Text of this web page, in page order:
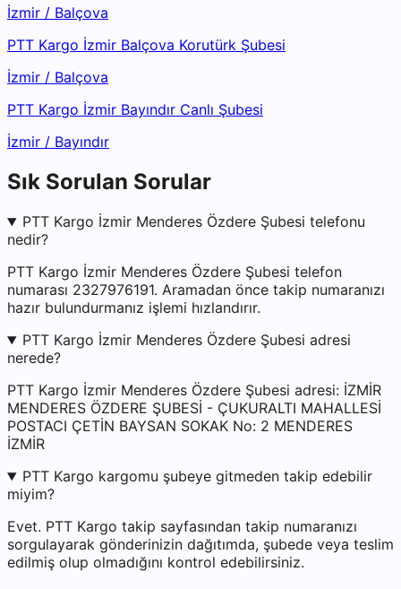
İzmir / Balçova
PTT Kargo İzmir Balçova Korutürk Şubesi
İzmir / Balçova
PTT Kargo İzmir Bayındır Canlı Şubesi
İzmir / Bayındır
Sık Sorulan Sorular
PTT Kargo İzmir Menderes Özdere Şubesi telefonu
nedir?
PTT Kargo İzmir Menderes Özdere Şubesi telefon
numarası 2327976191. Aramadan önce takip numaranızı
hazır bulundurmanız işlemi hızlandırır.
PTT Kargo İzmir Menderes Özdere Şubesi adresi
nerede?
PTT Kargo İzmir Menderes Özdere Şubesi adresi: İZMİR
MENDERES ÖZDERE ŞUBESİ - ÇUKURALTI MAHALLESİ
POSTACI ÇETİN BAYSAN SOKAK No: 2 MENDERES
İZMİR
PTT Kargo kargomu şubeye gitmeden takip edebilir
miyim?
Evet. PTT Kargo takip sayfasından takip numaranızı
sorgulayarak gönderinizin dağıtımda, şubede veya teslim
edilmiş olup olmadığını kontrol edebilirsiniz.